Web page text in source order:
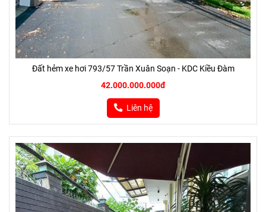
Đất hẻm xe hơi 793/57 Trần Xuân Soạn - KDC Kiều Đàm
42.000.000.000đ
Liên hệ